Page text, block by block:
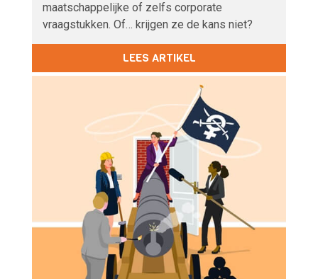
maatschappelijke of zelfs corporate
vraagstukken. Of… krijgen ze de kans niet?
LEES ARTIKEL